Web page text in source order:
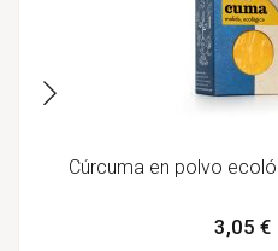
Cúrcuma en polvo
3,05 €